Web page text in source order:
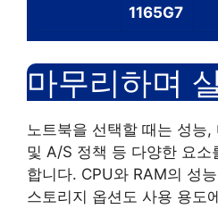
1165G7
마무리하며
노트북을 선택할 때는 성능,
및 A/S 정책 등 다양한 요소
합니다. CPU와 RAM의 성
스토리지 옵션도 사용 용도